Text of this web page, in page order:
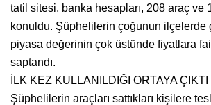
tatil sitesi, banka hesapları, 208 araç ve
konuldu. Şüphelilerin çoğunun ilçelerde
piyasa değerinin çok üstünde fiyatlara
saptandı.
İLK KEZ KULLANILDIĞI ORTAYA ÇIKTI
Şüphelilerin araçları sattıkları kişilere